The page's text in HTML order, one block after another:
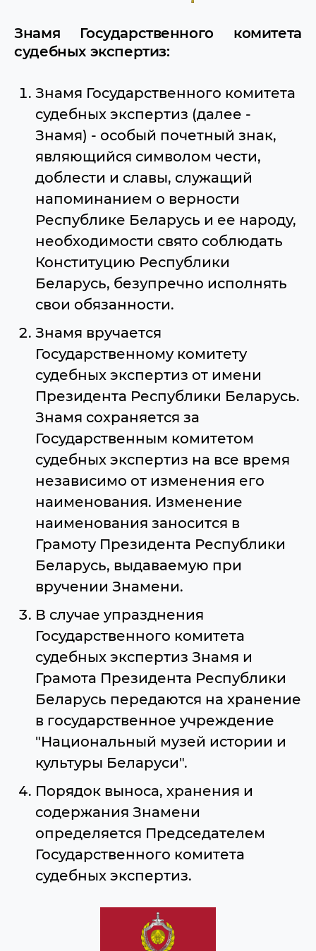
Знамя Государственного комитета
судебных экспертиз:
Знамя Государственного комитета
судебных экспертиз (далее -
Знамя) - особый почетный знак,
являющийся символом чести,
доблести и славы, служащий
напоминанием о верности
Республике Беларусь и ее народу,
необходимости свято соблюдать
Конституцию Республики
Беларусь, безупречно исполнять
свои обязанности.
Знамя вручается
Государственному комитету
судебных экспертиз от имени
Президента Республики Беларусь.
Знамя сохраняется за
Государственным комитетом
судебных экспертиз на все время
независимо от изменения его
наименования. Изменение
наименования заносится в
Грамоту Президента Республики
Беларусь, выдаваемую при
вручении Знамени.
В случае упразднения
Государственного комитета
судебных экспертиз Знамя и
Грамота Президента Республики
Беларусь передаются на хранение
в государственное учреждение
"Национальный музей истории и
культуры Беларуси".
Порядок выноса, хранения и
содержания Знамени
определяется Председателем
Государственного комитета
судебных экспертиз.